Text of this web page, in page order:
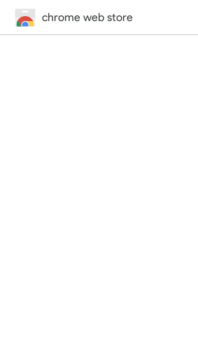
chrome web store